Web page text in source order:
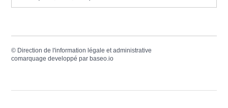
© Direction de l'information légale et administrative
comarquage developpé par baseo.io